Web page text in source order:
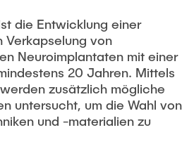
die Entwicklung einer
Verkapselung von
Neuroimplantaten mit einer
20 Jahren. Mittels
zusätzlich mögliche
untersucht, um die Wahl von
und -materialien zu